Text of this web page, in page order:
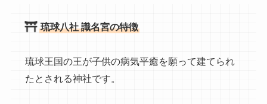
琉球八社 識名宮の特徴
琉球王国の王が子供の病気平癒を願って建てられ
たとされる神社です。